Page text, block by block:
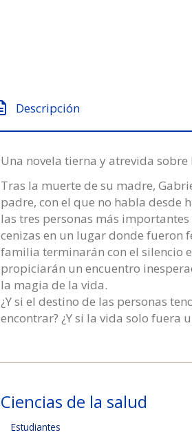
Descripción
Una novela tierna y atrevida
Tras la muerte de su madre,
padre, con el que no habla desde
las tres personas más
cenizas en un lugar donde fueron
familia terminarán con el silencio
propiciarán un encuentro
la magia de la vida.
¿Y si el destino de las personas
encontrar? ¿Y si la vida solo fuera
Ciencias de la salud
Estudiantes